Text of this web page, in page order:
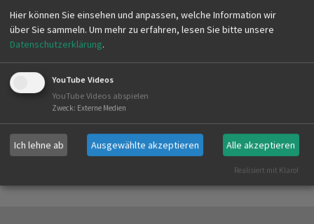
Samstag, 15.08.2026
Zurück zur Liste
Hier können Sie einsehen und anpassen, welche Information wir
über Sie sammeln. Um mehr zu erfahren, lesen Sie bitte unsere
Datenschutzerklärung.
YouTube Videos
YouTube Videos abspielen
Zweck: Externe Medien
Ich lehne ab Ausgewählte akzeptieren Alle akzeptieren
Realisiert mit Klaro!